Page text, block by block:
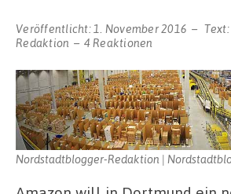
Veröffentlicht: 1. November 2016 Text:
Redaktion
4 Reaktionen
Nordstadtblogger-Redaktion |